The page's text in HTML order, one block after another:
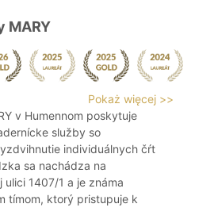
MARY
Pokaż więcej >>
v Humennom poskytuje
služby so
individuálnych čŕt
sa nachádza na
ulici 1407/1 a je známa
tímom, ktorý pristupuje k